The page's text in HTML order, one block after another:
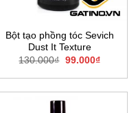
Bột tạo phồng tóc Sevich
Dust It Texture
130.000₫ Giá
là:
99.000₫Giá
tại
99.000₫.